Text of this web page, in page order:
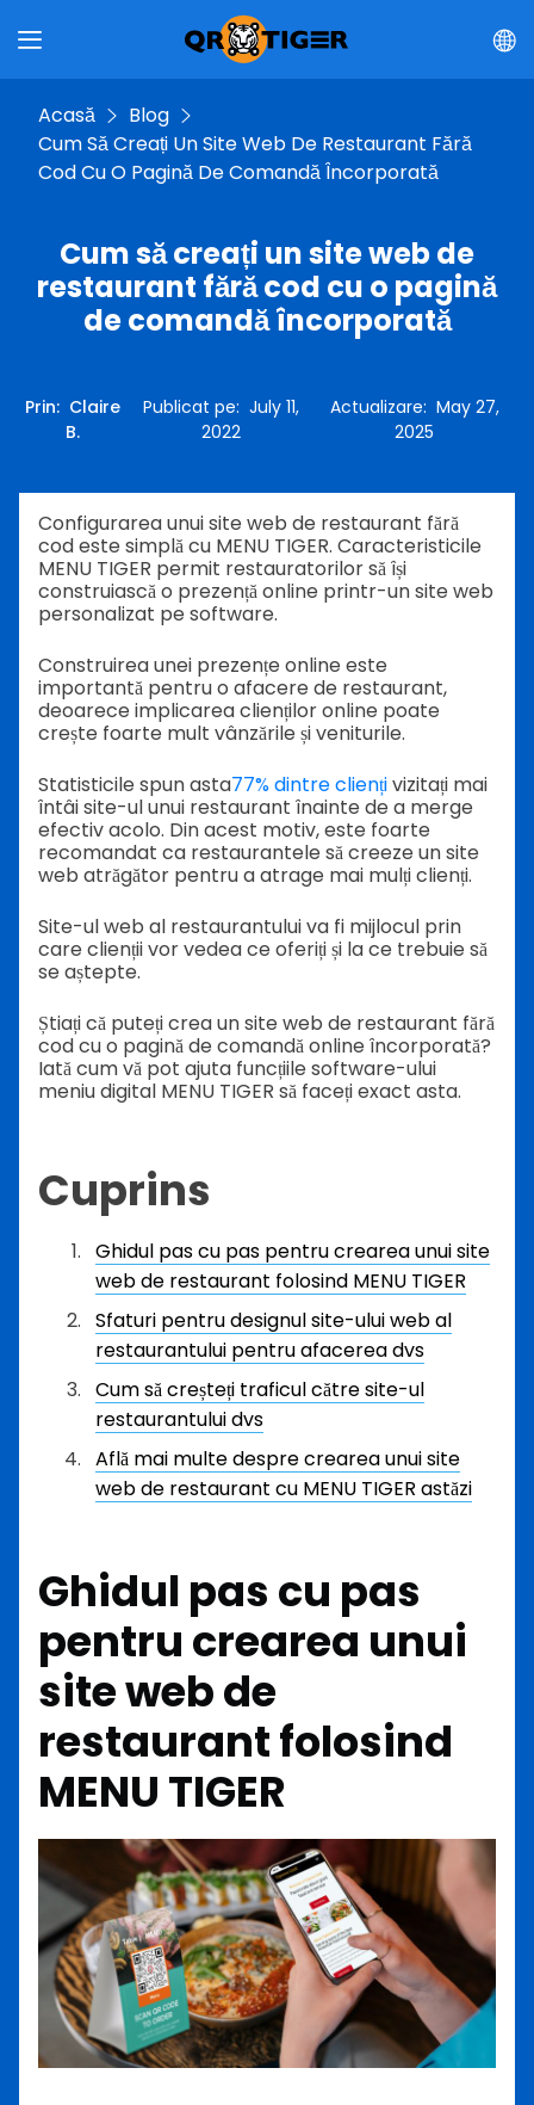
Acasă
Blog
Cum Să Creați Un Site Web De Restaurant Fără
Cod Cu O Pagină De Comandă Încorporată
Cum să creați un site web de
restaurant fără cod cu o pagină
de comandă încorporată
Prin: Claire
B.
Publicat pe: July 11,
2022
Actualizare: May 27,
2025
Configurarea unui site web de restaurant fără
cod este simplă cu MENU TIGER. Caracteristicile
MENU TIGER permit restauratorilor să își
construiască o prezență online printr-un site web
personalizat pe software.
Construirea unei prezențe online este
importantă pentru o afacere de restaurant,
deoarece implicarea clienților online poate
crește foarte mult vânzările și veniturile.
Statisticile spun asta77% dintre cliențivizitați mai
întâi site-ul unui restaurant înainte de a merge
efectiv acolo. Din acest motiv, este foarte
recomandat ca restaurantele să creeze un site
web atrăgător pentru a atrage mai mulți clienți.
Site-ul web al restaurantului va fi mijlocul prin
care clienții vor vedea ce oferiți și la ce trebuie să
se aștepte.
Știați că puteți crea un site web de restaurant fără
cod cu o pagină de comandă online încorporată?
Iată cum vă pot ajuta funcțiile software-ului
meniu digital MENU TIGER să faceți exact asta.
Cuprins
Ghidul pas cu pas pentru crearea unui site
web de restaurant folosind MENU TIGER
Sfaturi pentru designul site-ului web al
restaurantului pentru afacerea dvs
Cum să creșteți traficul către site-ul
restaurantului dvs
Află mai multe despre crearea unui site
web de restaurant cu MENU TIGER astăzi
Ghidul pas cu pas
pentru crearea unui
site web de
restaurant folosind
MENU TIGER